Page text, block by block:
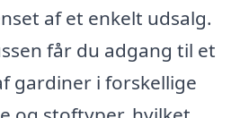
af et enkelt udsalg.
får du adgang til et
gardiner i forskellige